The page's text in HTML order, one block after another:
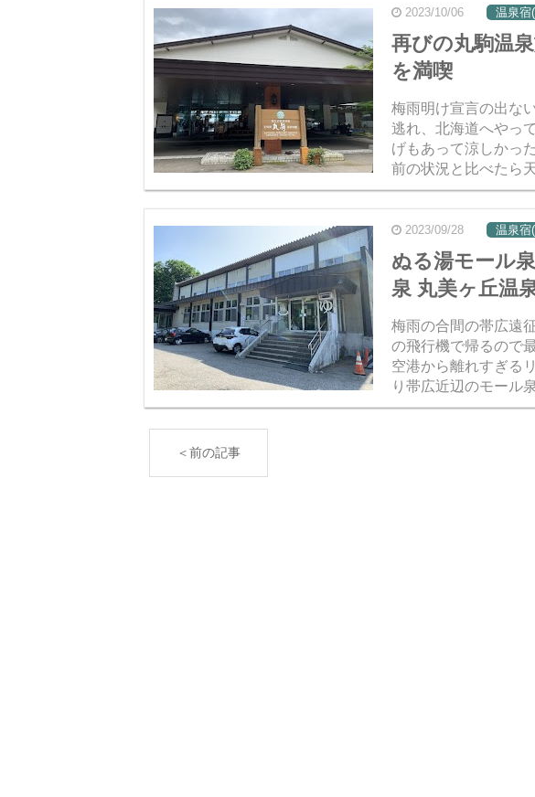
2023/10/06 温泉宿
再びの丸駒温
を満喫
梅雨明け宣言の出な
逃れ、北海道へやっ
げもあって涼しかっ
前の状況と比べたら
域になるのだが、1
泊まった...
2023/09/28 温泉宿
ぬる湯モール
泉 丸美ヶ丘温
梅雨の合間の帯広遠
の飛行機で帰るので
空港から離れすぎる
り帯広近辺のモール
体験ずみだったから
＜前の記事